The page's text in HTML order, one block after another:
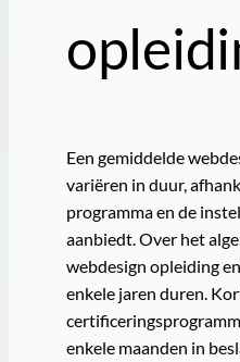
Een gemiddelde
variëren in duur,
programma en de
aanbiedt. Over het
webdesign opleiding
enkele jaren duren.
enkele maanden in